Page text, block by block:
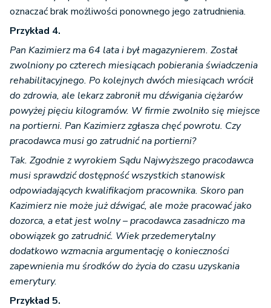
oznaczać brak możliwości ponownego jego zatrudnienia.
Przykład 4.
Pan Kazimierz ma 64 lata i był magazynierem. Został
zwolniony po czterech miesiącach pobierania świadczenia
rehabilitacyjnego. Po kolejnych dwóch miesiącach wrócił
do zdrowia, ale lekarz zabronił mu dźwigania ciężarów
powyżej pięciu kilogramów. W firmie zwolniło się miejsce
na portierni. Pan Kazimierz zgłasza chęć powrotu. Czy
pracodawca musi go zatrudnić na portierni?
Tak. Zgodnie z wyrokiem Sądu Najwyższego pracodawca
musi sprawdzić dostępność wszystkich stanowisk
odpowiadających kwalifikacjom pracownika. Skoro pan
Kazimierz nie może już dźwigać, ale może pracować jako
dozorca, a etat jest wolny – pracodawca zasadniczo ma
obowiązek go zatrudnić. Wiek przedemerytalny
dodatkowo wzmacnia argumentację o konieczności
zapewnienia mu środków do życia do czasu uzyskania
emerytury.
Przykład 5.